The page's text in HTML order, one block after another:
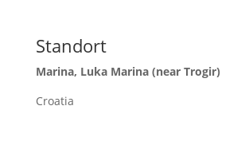
Standort
Marina, Luka Marina (near Trogir)
Croatia